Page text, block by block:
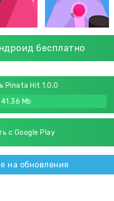
бесплатно
Pinata Hit 1.0.0
41.36 Mb
с Google Play
на обновления